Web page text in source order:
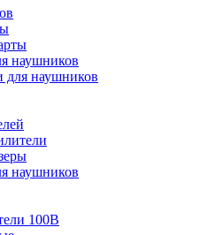
наушников
для наушников
наушников
100В